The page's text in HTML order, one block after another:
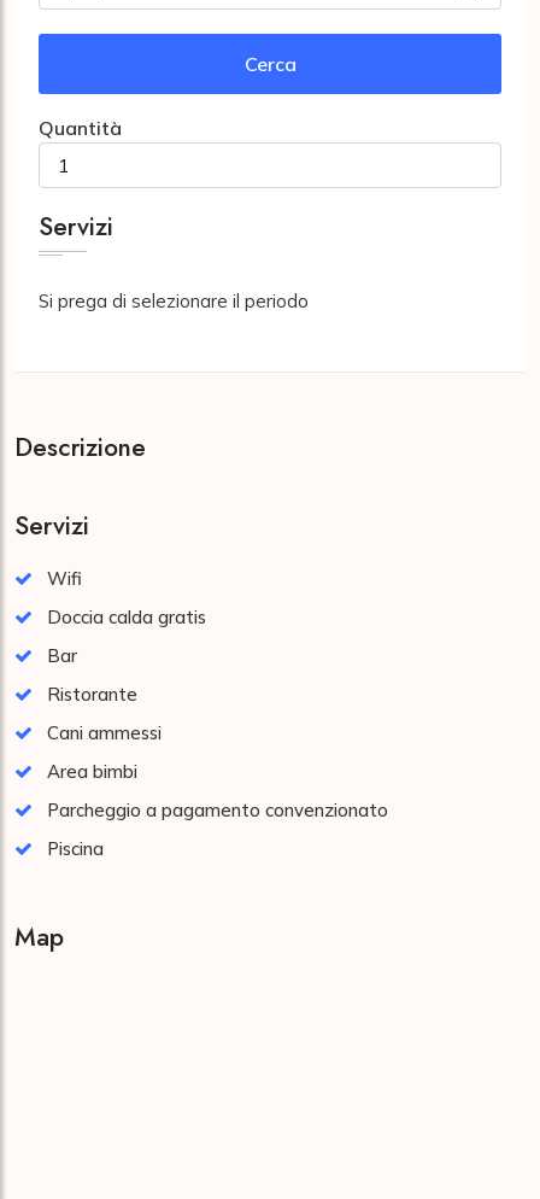
Cerca
Quantità
Servizi
Si prega di selezionare il periodo
Descrizione
Servizi
Wifi
Doccia calda gratis
Bar
Ristorante
Cani ammessi
Area bimbi
Parcheggio a pagamento convenzionato
Piscina
Map